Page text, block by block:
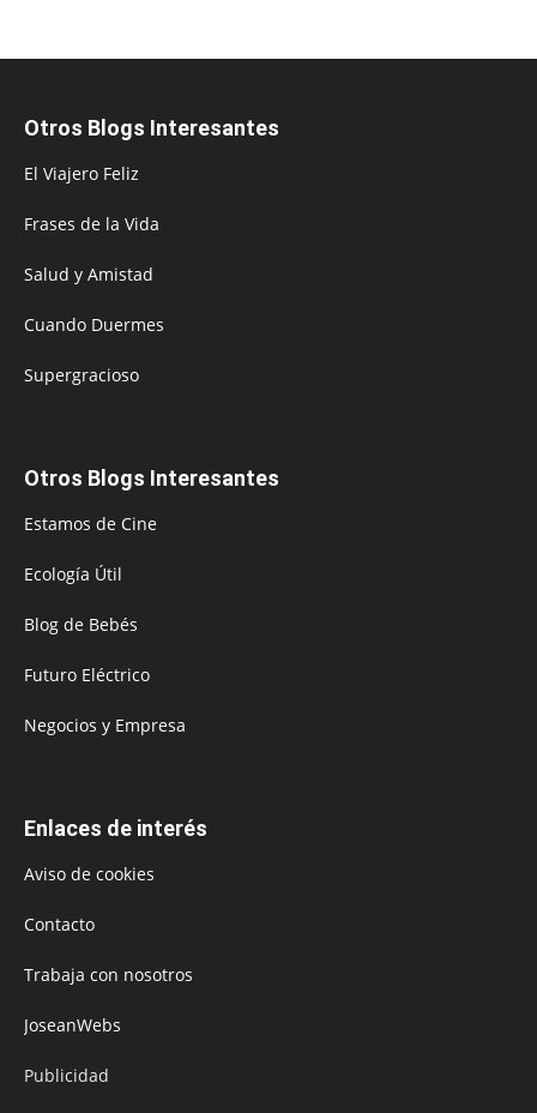
Otros Blogs Interesantes
El Viajero Feliz
Frases de la Vida
Salud y Amistad
Cuando Duermes
Supergracioso
Otros Blogs Interesantes
Estamos de Cine
Ecología Útil
Blog de Bebés
Futuro Eléctrico
Negocios y Empresa
Enlaces de interés
Aviso de cookies
Contacto
Trabaja con nosotros
JoseanWebs
Publicidad